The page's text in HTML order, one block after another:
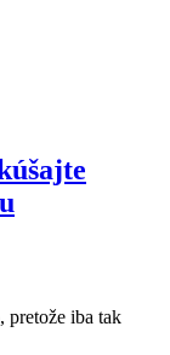
pretože iba tak